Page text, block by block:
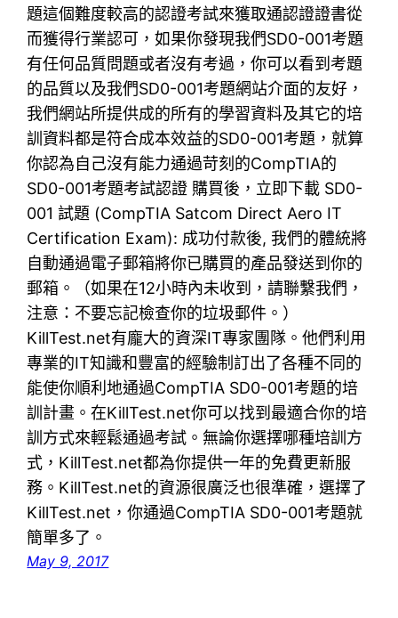
題這個難度較高的認證考試來獲取通認證證書從
而獲得行業認可，如果你發現我們SD0-001考題
有任何品質問題或者沒有考過，你可以看到考題
的品質以及我們SD0-001考題網站介面的友好，
我們網站所提供成的所有的學習資料及其它的培
訓資料都是符合成本效益的SD0-001考題，就算
你認為自己沒有能力通過苛刻的CompTIA的
SD0-001考題考試認證 購買後，立即下載 SD0-
001 試題 (CompTIA Satcom Direct Aero IT
Certification Exam): 成功付款後, 我們的體統將
自動通過電子郵箱將你已購買的產品發送到你的
郵箱。（如果在12小時內未收到，請聯繫我們，
注意：不要忘記檢查你的垃圾郵件。）
KillTest.net有龐大的資深IT專家團隊。他們利用
專業的IT知識和豐富的經驗制訂出了各種不同的
能使你順利地通過CompTIA SD0-001考題的培
訓計畫。在KillTest.net你可以找到最適合你的培
訓方式來輕鬆通過考試。無論你選擇哪種培訓方
式，KillTest.net都為你提供一年的免費更新服
務。KillTest.net的資源很廣泛也很準確，選擇了
KillTest.net，你通過CompTIA SD0-001考題就
簡單多了。
May 9, 2017